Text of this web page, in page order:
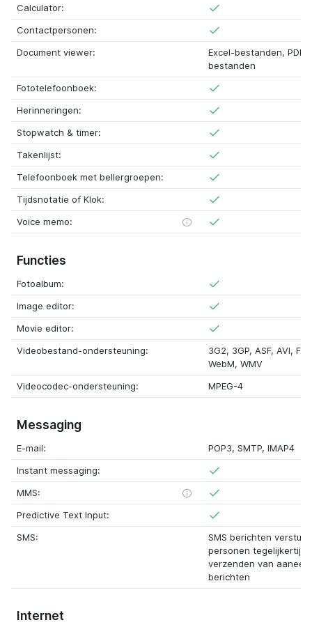
Calculator:
Contactpersonen:
Document viewer:
Excel-bestanden,
bestanden
Fototelefoonboek:
Herinneringen:
Stopwatch & timer:
Takenlijst:
Telefoonboek met bellergroepen:
Tijdsnotatie of Klok:
Voice memo:
Functies
Fotoalbum:
Image editor:
Movie editor:
Videobestand-ondersteuning:
3G2, 3GP, ASF, AVI,
WebM, WMV
Videocodec-ondersteuning:
MPEG-4
Messaging
E-mail:
POP3, SMTP, IMAP4
Instant messaging:
MMS:
Predictive Text Input:
SMS:
SMS berichten
personen tegelijkertijd,
verzenden van
berichten
Internet